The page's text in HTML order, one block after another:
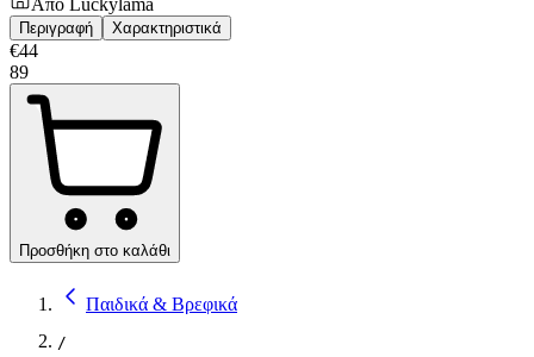
Περιγραφή Χαρακτηριστικά
€44
89
Προσθήκη στο καλάθι
Παιδικά & Βρεφικά
/